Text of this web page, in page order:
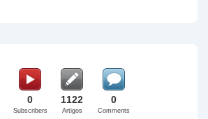
0
Subscribers
1122
Artigos
0
Comments